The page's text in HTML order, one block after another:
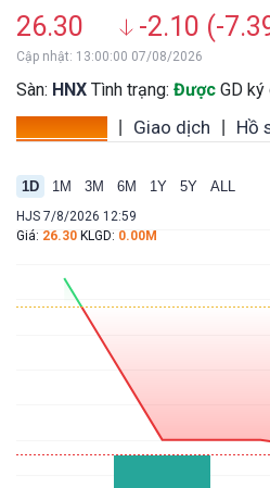
26.30 -2.10 (-
Cập nhật: 13:00:00 07/08/2026
Sàn: HNX Tình trạng: Được GD ký
Giao dịch Hồ
1D 1M 3M 6M 1Y 5Y ALL
HJS 7/8/2026 12:59
Giá: 26.30 KLGD: 0.00M